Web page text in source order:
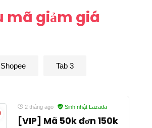
mã giảm giá
Shopee Tab 3
2 tháng ago Sinh nhật Lazada
[VIP] Mã 50k đơn 150k